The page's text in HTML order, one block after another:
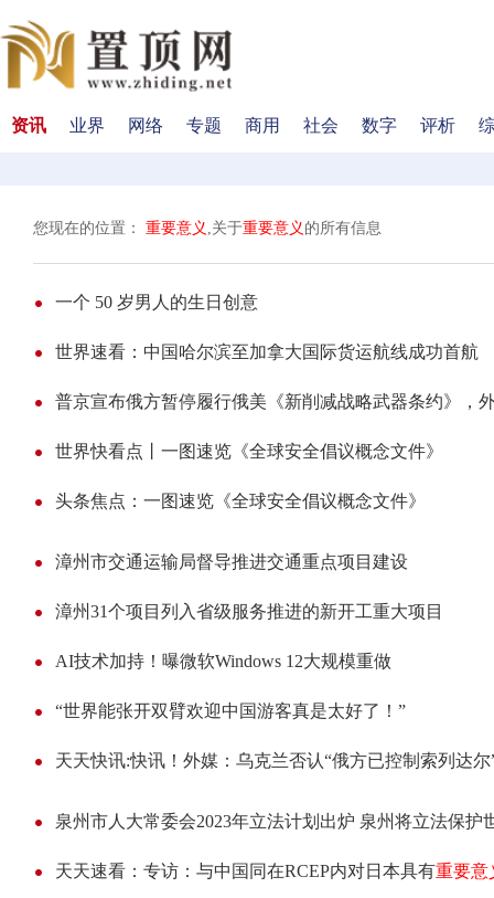
资讯 业界 网络 专题 商用 社会 数字 评析
您现在的位置： 重要意义 ,关于重要意义 的所有信息
一个 50 岁男人的生日创意
世界速看：中国哈尔滨至加拿大国际货运航线成功首航
普京宣布俄方暂停履行俄美《新削减战略武器条约》，
世界快看点丨一图速览《全球安全倡议概念文件》
头条焦点：一图速览《全球安全倡议概念文件》
漳州市交通运输局督导推进交通重点项目建设
漳州31个项目列入省级服务推进的新开工重大项目
AI技术加持！曝微软Windows 12大规模重做
“世界能张开双臂欢迎中国游客真是太好了！”
天天快讯:快讯！外媒：乌克兰否认“俄方已控制索列达尔
泉州市人大常委会2023年立法计划出炉 泉州将立法保护
天天速看：专访：与中国同在RCEP内对日本具有重要意